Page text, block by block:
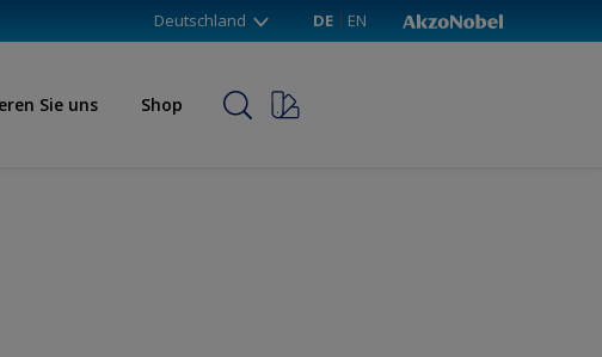
Deutschland DE EN
Sie uns Shop